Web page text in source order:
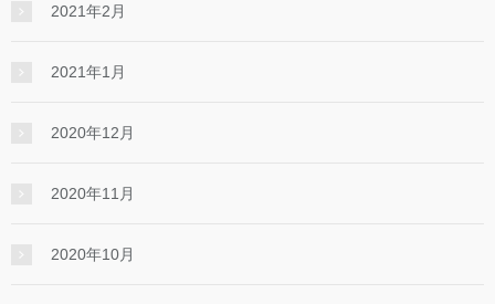
2021年2月
2021年1月
2020年12月
2020年11月
2020年10月